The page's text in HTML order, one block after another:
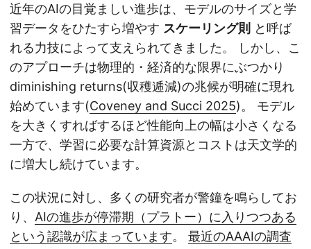
近年のAIの目覚ましい進歩は、モデルのサイズと学
習データをひたすら増やす スケーリング則 と呼ば
れる力技によって支えられてきました。 しかし、こ
のアプローチは物理的・経済的な限界にぶつかり
diminishing returns(収穫逓減)の兆候が明確に現れ
始めています(Coveney and Succi 2025)。 モデル
を大きくすればするほど性能向上の幅は小さくなる
一方で、学習に必要な計算資源とコストは天文学的
に増大し続けています。
この状況に対し、多くの研究者が警鐘を鳴らしてお
り、 AIの進歩が停滞期（プラトー）に入りつつある
という認識が広まっています。 最近のAAAIの調査